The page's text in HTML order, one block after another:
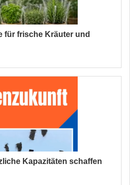
für frische Kräuter und
Kapazitäten schaffen